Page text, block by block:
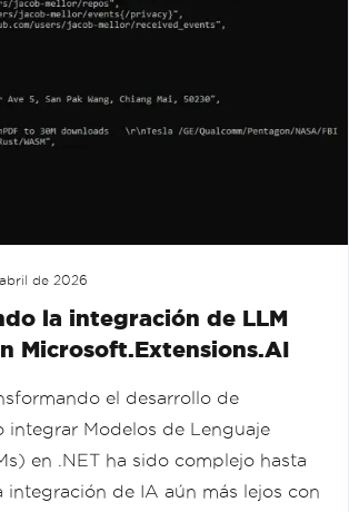
de 2026
la integración de LLM
Microsoft.Extensions.AI
el desarrollo de
integrar Modelos de Lenguaje
en .NET ha sido complejo hasta
integración de IA aún más lejos con